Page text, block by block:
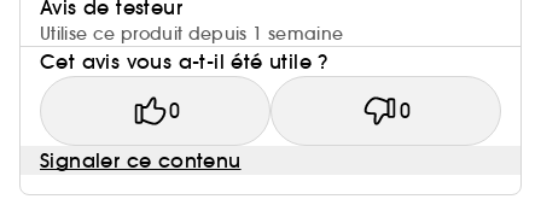
Avis de testeur
Utilise ce produit depuis 1 semaine
Cet avis vous a-t-il été utile ?
0 0
Signaler ce contenu